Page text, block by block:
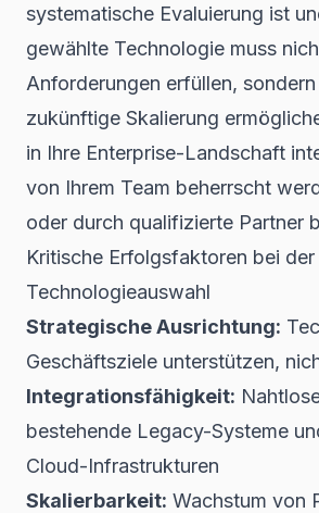
systematische Evaluierung ist
gewählte Technologie muss
Anforderungen erfüllen,
zukünftige Skalierung
in Ihre Enterprise-Landschaft
von Ihrem Team beherrscht
oder durch qualifizierte Partner
Kritische Erfolgsfaktoren bei der
Technologieauswahl
Strategische Ausrichtung:
Geschäftsziele unterstützen,
Integrationsfähigkeit:
bestehende Legacy-Systeme
Cloud-Infrastrukturen
Skalierbarkeit: Wachstum von